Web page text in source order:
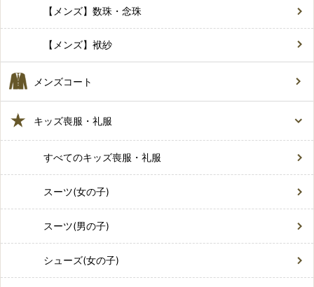
【メンズ】数珠・念珠
【メンズ】袱紗
メンズコート
キッズ喪服・礼服
すべてのキッズ喪服・礼服
スーツ(女の子)
スーツ(男の子)
シューズ(女の子)